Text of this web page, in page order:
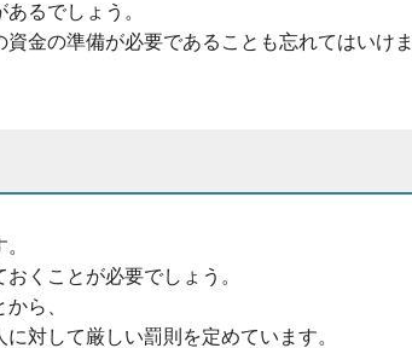
るでしょう。
金の準備が必要であることも忘れてはいけま
くことが必要でしょう。
ら、
対して厳しい罰則を定めています。